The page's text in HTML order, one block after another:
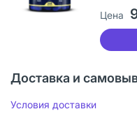
Цена
Доставка и
Условия доставки